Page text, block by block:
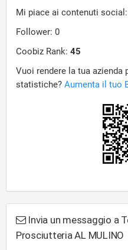
Invia un messaggio a
Prosciutteria AL MULINO